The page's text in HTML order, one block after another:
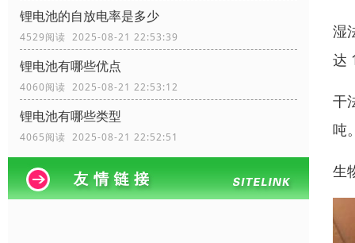
锂电池的自放电率是多少
4529阅读 2025-08-21 22:53:39
锂电池有哪些优点
4060阅读 2025-08-21 22:53:12
锂电池有哪些类型
4065阅读 2025-08-21 22:52:51
湿
达
干
吨
生